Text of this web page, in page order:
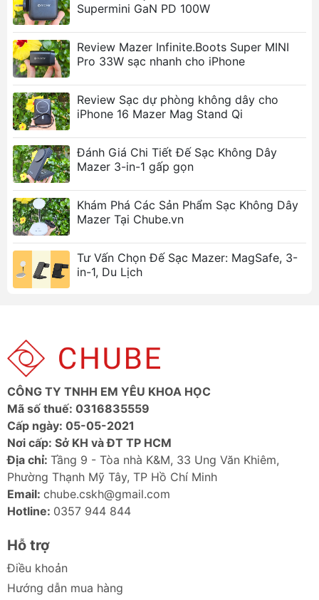
Supermini GaN PD 100W
Review Mazer Infinite.Boots Super MINI
Pro 33W sạc nhanh cho iPhone
Review Sạc dự phòng không dây cho
iPhone 16 Mazer Mag Stand Qi
Đánh Giá Chi Tiết Đế Sạc Không Dây
Mazer 3-in-1 gấp gọn
Khám Phá Các Sản Phẩm Sạc Không Dây
Mazer Tại Chube.vn
Tư Vấn Chọn Đế Sạc Mazer: MagSafe, 3-
in-1, Du Lịch
CÔNG TY TNHH EM YÊU KHOA HỌC
Mã số thuế: 0316835559
Cấp ngày: 05-05-2021
Nơi cấp: Sở KH và ĐT TP HCM
Địa chỉ: Tầng 9 - Tòa nhà K&M, 33 Ung Văn Khiêm,
Phường Thạnh Mỹ Tây, TP Hồ Chí Minh
Email: chube.cskh@gmail.com
Hotline: 0357 944 844
Hỗ trợ
Điều khoản
Hướng dẫn mua hàng